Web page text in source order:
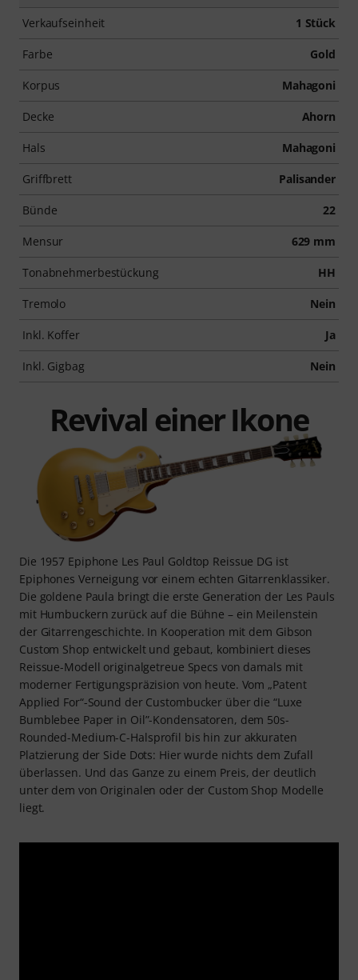
Verkaufseinheit 1 Stück
Farbe Gold
Korpus Mahagoni
Decke Ahorn
Hals Mahagoni
Griffbrett Palisander
Bünde 22
Mensur 629 mm
Tonabnehmerbestückung HH
Tremolo Nein
Inkl. Koffer Ja
Inkl. Gigbag Nein
Revival einer Ikone
Die 1957 Epiphone Les Paul Goldtop Reissue DG ist
Epiphones Verneigung vor einem echten Gitarrenklassiker.
Die goldene Paula bringt die erste Generation der Les Pauls
mit Humbuckern zurück auf die Bühne – ein Meilenstein
der Gitarrengeschichte. In Kooperation mit dem Gibson
Custom Shop entwickelt und gebaut, kombiniert dieses
Reissue-Modell originalgetreue Specs von damals mit
moderner Fertigungspräzision von heute. Vom „Patent
Applied For“-Sound der Custombucker über die “Luxe
Bumblebee Paper in Oil”-Kondensatoren, dem 50s-
Rounded-Medium-C-Halsprofil bis hin zur akkuraten
Platzierung der Side Dots: Hier wurde nichts dem Zufall
überlassen. Und das Ganze zu einem Preis, der deutlich
unter dem von Originalen oder der Custom Shop Modelle
liegt.